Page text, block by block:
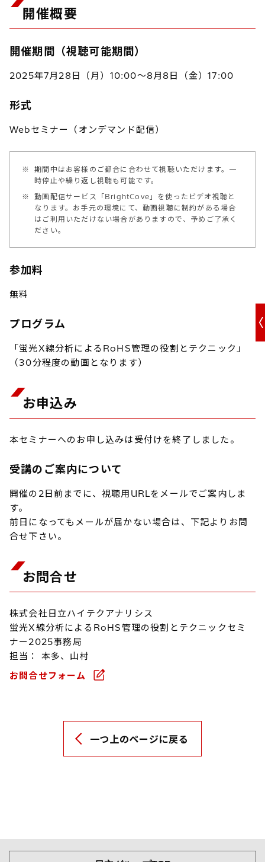
開催概要
開催期間（視聴可能期間）
2025年7月28日（月）10:00～8月8日（金）17:00
形式
Webセミナー（オンデマンド配信）
※
期間中はお客様のご都合に合わせて視聴いただけます。一
時停止や繰り返し視聴も可能です。
※
動画配信サービス「BrightCove」を使ったビデオ視聴と
なります。お手元の環境にて、動画視聴に制約がある場合
はご利用いただけない場合がありますので、予めご了承く
ださい。
参加料
無料
プログラム
「蛍光X線分析によるRoHS管理の役割とテクニック」
（30分程度の動画となります）
お申込み
本セミナーへのお申し込みは受付けを終了しました。
受講のご案内について
開催の2日前までに、視聴用URLをメールでご案内しま
す。
前日になってもメールが届かない場合は、下記よりお問
合せ下さい。
お問合せ
株式会社日立ハイテクアナリシス
蛍光X線分析によるRoHS管理の役割とテクニックセミ
ナー2025事務局
担当： 本多、山村
お問合せフォーム
一つ上のページに戻る